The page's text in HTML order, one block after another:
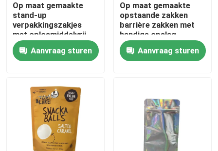
Contacteer ons
Nieuws
Gevallen
Voedsel Verpakkingszakken
Uitloop verpakkingstas
Op maat gemaakte
stand-up
verpakkingszakjes
met oplosmiddelvrij
laminaat
Aanvraag sturen
Op maat gemaakte
opstaande zakken
barrière zakken met
handige opslag
Aanvraag sturen